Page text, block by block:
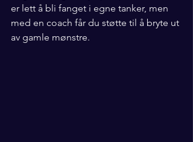
er lett å bli fanget i egne tanker, men
med en coach får du støtte til å bryte ut
av gamle mønstre.